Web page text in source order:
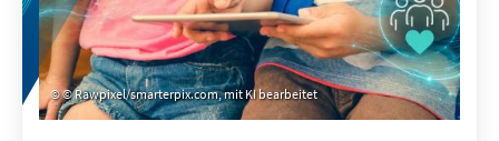
© Rawpixel/smarterpix.com, mit KI bearbeitet